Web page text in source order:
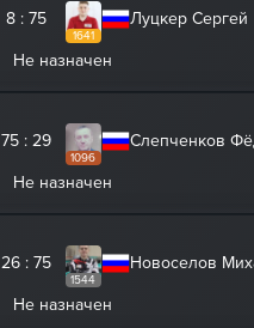
8 : 75
1641
Луцкер Сергей
Не назначен
75 : 29
1096
Слепченков
Не назначен
26 : 75
1544
Новоселов
Не назначен